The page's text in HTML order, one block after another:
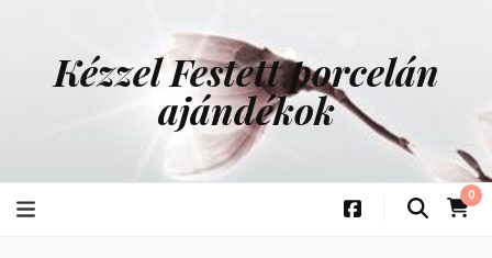
Kézzel Festett porcelán
ajándékok
0